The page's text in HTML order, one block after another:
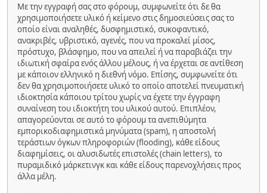
Με την εγγραφή σας στο φόρουμ, συμφωνείτε ότι δε θα
χρησιμοποιήσετε υλικό ή κείμενο στις δημοσιεύσεις σας το
οποίο είναι αναληθές, δυσφημιστικό, συκοφαντικό,
ανακριβές, υβριστικό, αγενές, που να προκαλεί μίσος,
πρόστυχο, βλάσφημο, που να απειλεί ή να παραβιάζει την
ιδιωτική σφαίρα ενός άλλου μέλους, ή να έρχεται σε αντίθεση
με κάποιον ελληνικό η διεθνή νόμο. Επίσης, συμφωνείτε ότι
δεν θα χρησιμοποιήσετε υλικό το οποίο αποτελεί πνευματική
ιδιοκτησία κάποιου τρίτου χωρίς να έχετε την έγγραφη
συναίνεση του ιδιοκτήτη του υλικού αυτού. Επιπλέον,
απαγορεύονται σε αυτό το φόρουμ τα ανεπιθύμητα
εμπορικοδιαφημιστικά μηνύματα (spam), η αποστολή
τεράστιων όγκων πληροφοριών (flooding), κάθε είδους
διαφημίσεις, οι αλυσιδωτές επιστολές (chain letters), το
πυραμιδικό μάρκετινγκ και κάθε είδους παρενοχλήσεις προς
άλλα μέλη.